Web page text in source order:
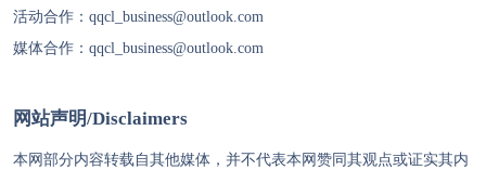
活动合作： qqcl_business@outlook.com
媒体合作： qqcl_business@outlook.com
网站声明/Disclaimers
本网部分内容转载自其他媒体，并不代表本网赞同其观点或证实其内